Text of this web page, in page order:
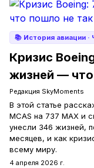
📚 История авиации ·
Кризис
жизней —
Редакция SkyMoments
В этой статье
MCAS на 737 MAX и
унесли 346 жизней,
месяцев, и как
всему миру.
4 апреля 2026 г.